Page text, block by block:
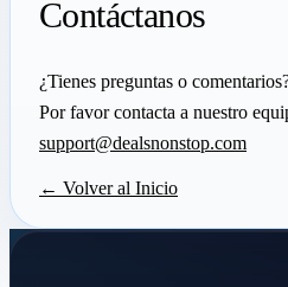
Contáctanos
¿Tienes preguntas o
Por favor contacta a nuestro
support@dealsnonstop.com
← Volver al Inicio